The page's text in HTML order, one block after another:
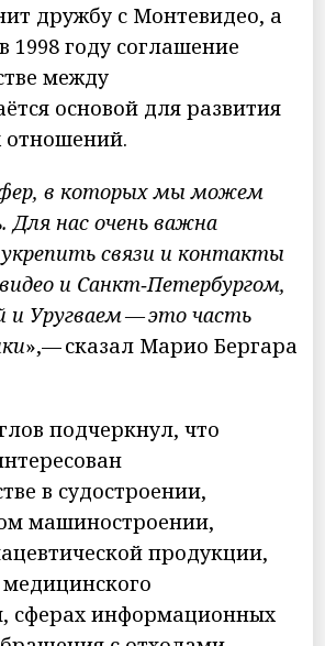
дружбу с Монтевидео, а
1998 году соглашение
между
основой для развития
отношений.
в которых мы можем
Для нас очень важна
связи и контакты
и Санкт‑Петербургом,
и Уругваем — это часть
»,— сказал Марио Бергара
подчеркнул, что
в судостроении,
машиностроении,
продукции,
сферах информационных